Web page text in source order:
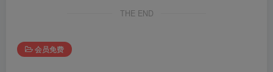
THE END
会员免费